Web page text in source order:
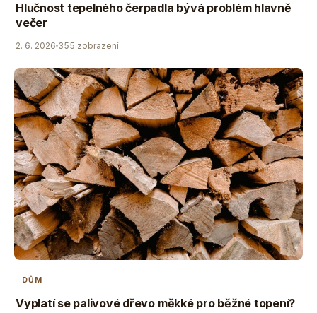
Hlučnost tepelného čerpadla bývá problém hlavně
večer
2. 6. 2026 355 zobrazení
DŮM
Vyplatí se palivové dřevo měkké pro běžné topení?